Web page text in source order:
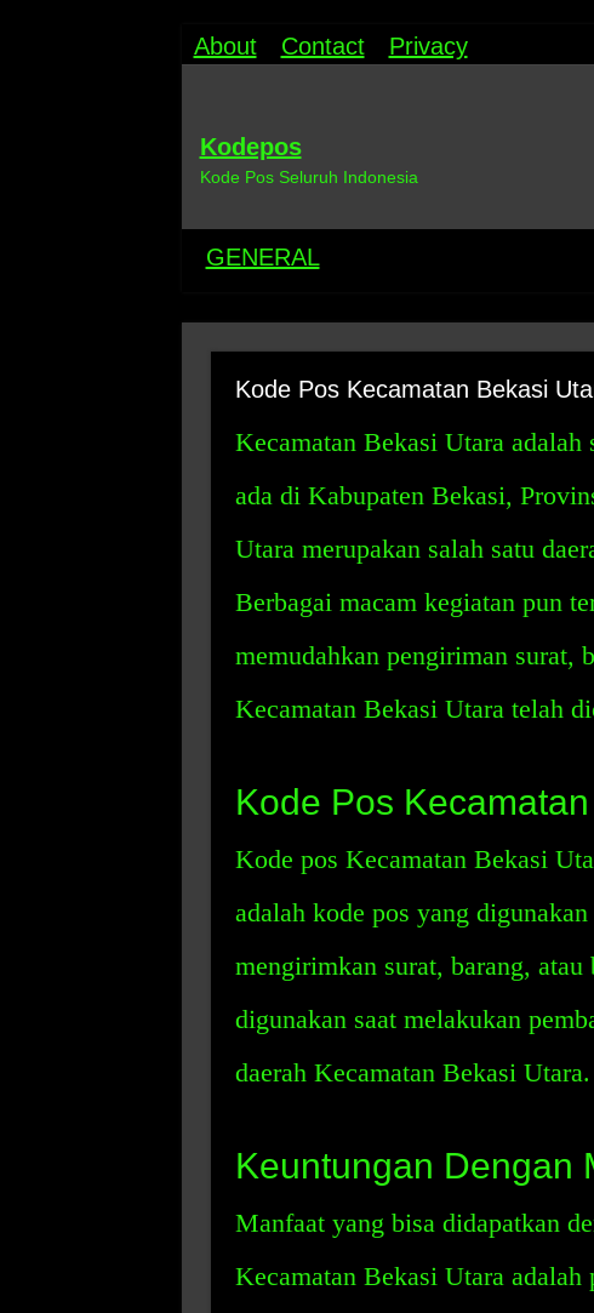
About Contact Privacy
Kodepos
Kode Pos Seluruh Indonesia
GENERAL
Kode Pos Kecamatan Bekasi
Kecamatan Bekasi Utara adalah
ada di Kabupaten Bekasi,
Utara merupakan salah satu
Berbagai macam kegiatan pun
memudahkan pengiriman surat,
Kecamatan Bekasi Utara telah
Kode Pos
Kode pos Kecamatan Bekasi
adalah kode pos yang
mengirimkan surat, barang,
digunakan saat melakukan
daerah Kecamatan Bekasi Utara.
Keuntungan Dengan
Manfaat yang bisa didapatkan
Kecamatan Bekasi Utara